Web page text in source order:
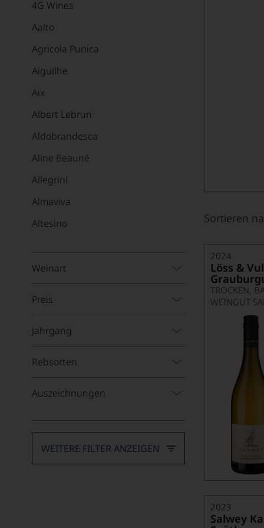
4G Wines
Aalto
Agricola Punica
Aiguilhe
Aix
Albert Lebrun
Aldobrandesca
Aline Beauné
Allegrini
Almaviva
Altesino
Alvaro Palacios
Ànima Negra
Argentiera
Armand Heitz
Weinart
Preis
Jahrgang
Rebsorten
Auszeichnungen
WEITERE FILTER ANZEIGEN
Sortieren
2024
Löss &
TROCKEN,
WEINGUT
2023
Salwey